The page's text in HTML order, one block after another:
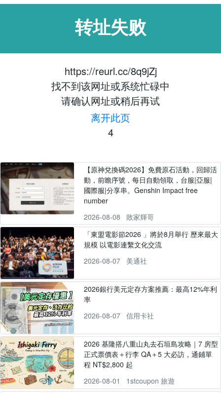
转址失败
https://reurl.cc/8q9jZj
找不到该网址或系统忙碌中
请确认网址或稍后再试
离开此页
4
【原神兌換碼2026】免費原石活動，回歸活
動，前瞻序號，每日自動領取，台服|亞服|
國際服|分享串。Genshin Impact free
number
2026-08-08
敗家輝哥
「東盟電影節2026 」將於8月舉行 歷來最大
規模 以電影連繫文化交流
2026-08-07
美通社
2026銀行美元定存方案推薦：最高12%年利
率
2026-08-07
信用卡社
2026 基隆搭八重山丸去石垣島攻略｜7 房型
正式票價表＋行李 QA＋5 大必訪，通鋪單
程 NT$2,800 起
2026-08-01
1stcoupon 旅遊